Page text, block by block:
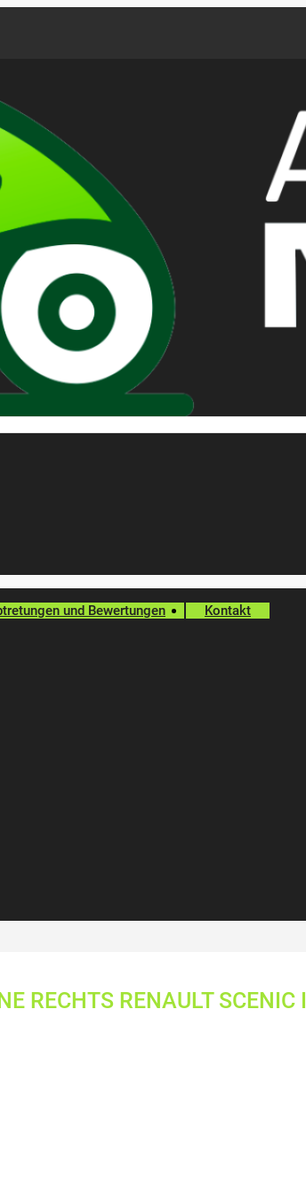
und Bewertungen Kontakt
RECHTS RENAULT SCENIC I